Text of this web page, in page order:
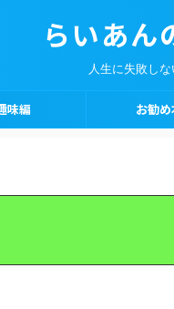
らいあん
人生に失敗しな
味編 お勧め